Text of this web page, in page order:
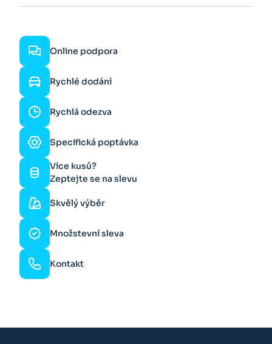
Online podpora
Rychlé dodání
Rychlá odezva
Specifická poptávka
Více kusů?
Zeptejte se na slevu
Skvělý výběr
Množstevní sleva
Kontakt